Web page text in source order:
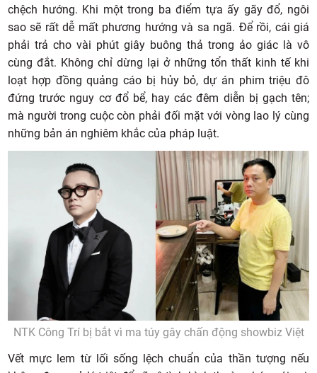
chệch hướng. Khi một trong ba điểm tựa ấy gãy đổ, ngôi
sao sẽ rất dễ mất phương hướng và sa ngã. Để rồi, cái giá
phải trả cho vài phút giây buông thả trong ảo giác là vô
cùng đắt. Không chỉ dừng lại ở những tổn thất kinh tế khi
loạt hợp đồng quảng cáo bị hủy bỏ, dự án phim triệu đô
đứng trước nguy cơ đổ bể, hay các đêm diễn bị gạch tên;
mà người trong cuộc còn phải đối mặt với vòng lao lý cùng
những bản án nghiêm khắc của pháp luật.
NTK Công Trí bị bắt vì ma túy gây chấn động showbiz Việt
Vết mực lem từ lối sống lệch chuẩn của thần tượng nếu